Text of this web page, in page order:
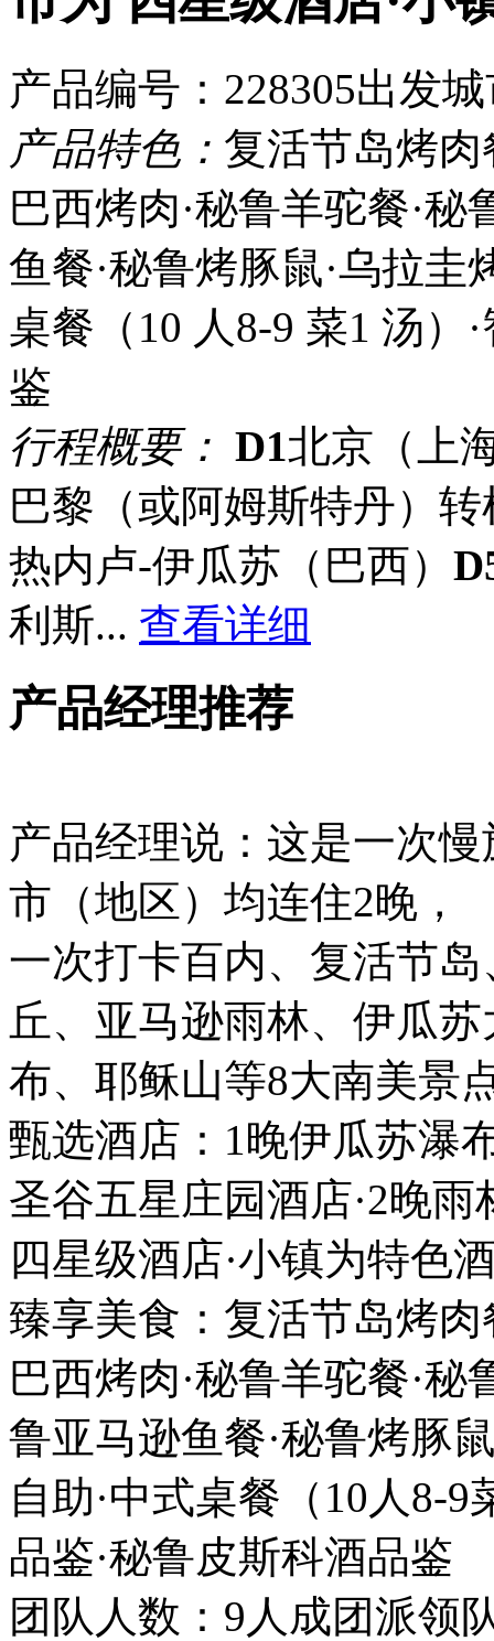
产品编号：228305出发
产品特色： 复活节岛烤肉
巴西烤肉·秘鲁羊驼餐·秘
鱼餐·秘鲁烤豚鼠·乌拉圭
桌餐（10 人8-9 菜1 汤）
鉴
行程概要： D1北京（上
巴黎（或阿姆斯特丹）
热内卢-伊瓜苏（巴西）
利斯... 查看详细
产品经理推荐
产品经理说：这是一次
市（地区）均连住2晚，
一次打卡百内、复活节
丘、亚马逊雨林、伊瓜苏
布、耶稣山等8大南美景
甄选酒店：1晚伊瓜苏瀑
圣谷五星庄园酒店·2晚
四星级酒店·小镇为特色
臻享美食：复活节岛烤肉
巴西烤肉·秘鲁羊驼餐·秘
鲁亚马逊鱼餐·秘鲁烤豚
自助·中式桌餐（10人8-9
品鉴·秘鲁皮斯科酒品鉴
团队人数：9人成团派领